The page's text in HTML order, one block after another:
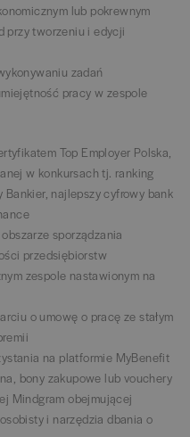
lub pokrewnym
przy tworzeniu i edycji
zadań
pracy w zespole
Top Employer Polska,
w konkursach tj. ranking
Bankier, najlepszy cyfrowy bank
sporządzania
przedsiębiorstw
zespole nastawionym na
o umowę o pracę ze stałym
na platformie MyBenefit
bony zakupowe lub vouchery
Mindgram obejmującej
i narzędzia dbania o